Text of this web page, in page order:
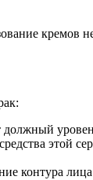
должный
этой
контура